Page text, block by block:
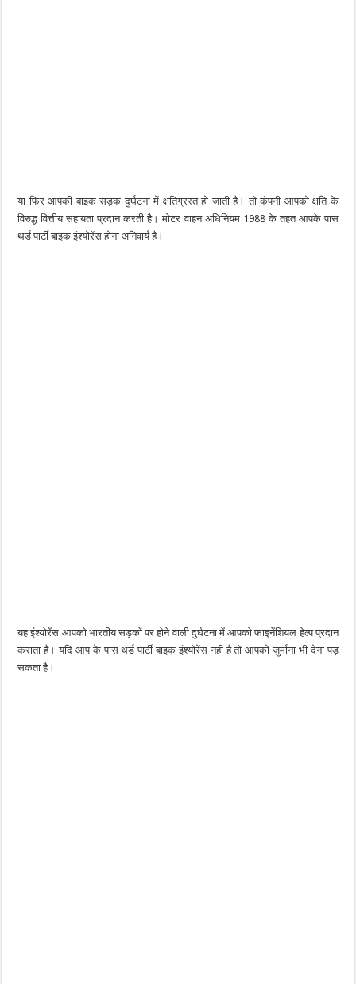
या फिर आपकी बाइक सड़क दुर्घटना में क्षतिग्रस्त हो जाती है। तो कंपनी आपको क्षति के
विरुद्ध वित्तीय सहायता प्रदान करती है। मोटर वाहन अधिनियम 1988 के तहत आपके पास
थर्ड पार्टी बाइक इंश्योरेंस होना अनिवार्य है।
यह इंश्योरेंस आपको भारतीय सड़कों पर होने वाली दुर्घटना में आपको फाइनेंशियल हेल्प प्रदान
कराता है। यदि आप के पास थर्ड पार्टी बाइक इंश्योरेंस नही है तो आपको जुर्माना भी देना पड़
सकता है।